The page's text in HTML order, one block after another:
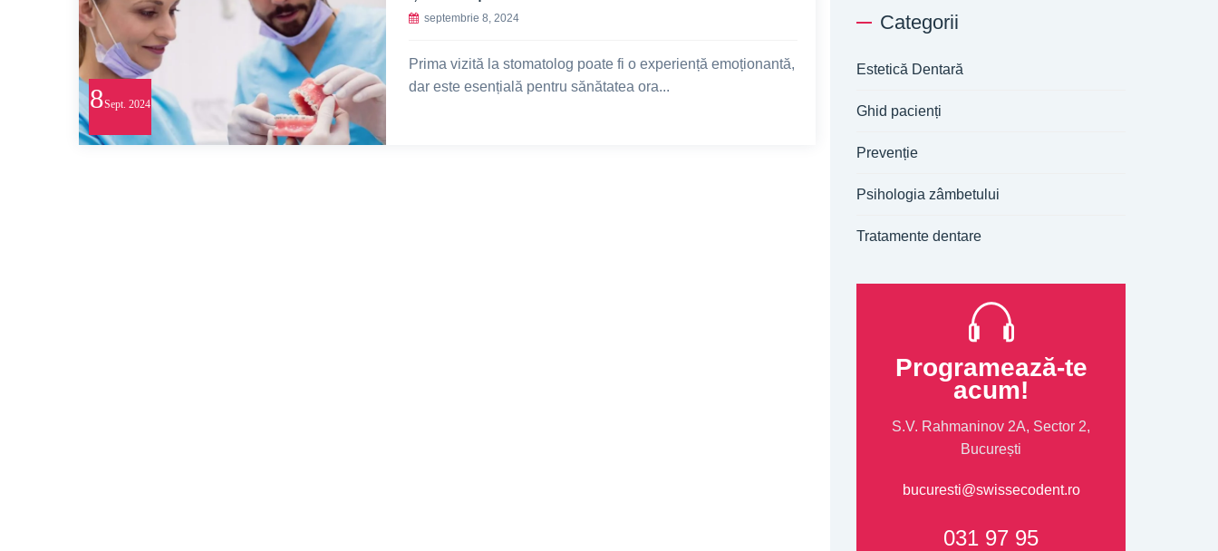
8Sept. 2024
septembrie 8, 2024
Prima vizită la stomatolog poate fi o experiență emoționantă,
dar este esențială pentru sănătatea ora...
Categorii
Estetică Dentară
Ghid pacienți
Prevenție
Psihologia zâmbetului
Tratamente dentare
Programează-te
acum!
S.V. Rahmaninov 2A, Sector 2,
București
bucuresti@swissecodent.ro
031 97 95